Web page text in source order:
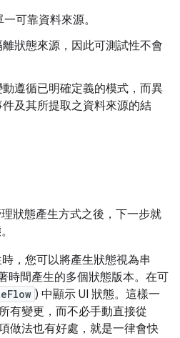
一可靠資料來源。
狀態來源，因此可測試性不會
遵循已明確定義的模式，而異
及其所提取之資料來源的結
狀態產生方式之後，下一步就
，您可以將產生狀態視為串
時間產生的多個狀態版本。在可
) 中顯示 UI 狀態。這樣一
有變更，而不必手動直接從
做法也有好處，就是一律會快